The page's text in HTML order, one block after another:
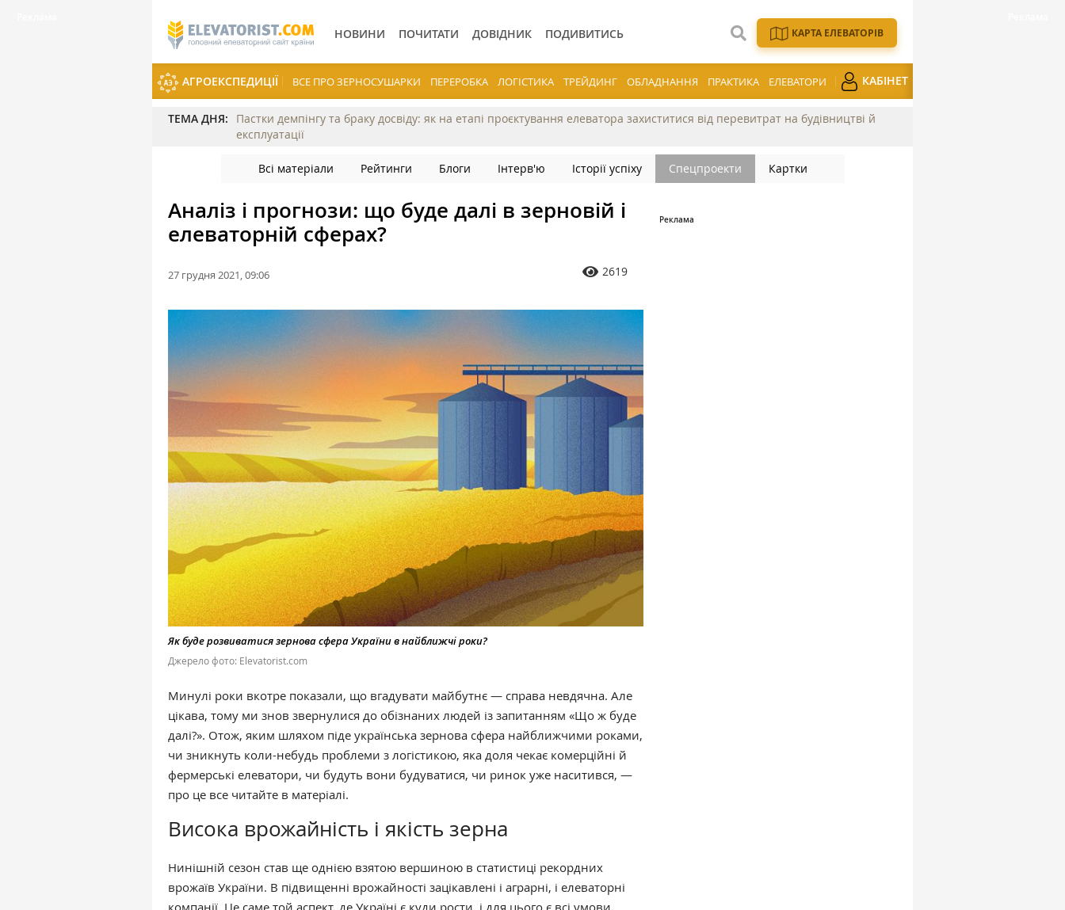
НОВИНИ ПОЧИТАТИ ДОВІДНИК ПОДИВИТИСЬ КАРТА ЕЛЕВАТОРІВ
АГРОЕКСПЕДИЦІЇ ВСЕ ПРО ЗЕРНОСУШАРКИ ПЕРЕРОБКА ЛОГІСТИКА ТРЕЙДИНГ ОБЛАДНАННЯ ПРАКТИКА ЕЛЕВАТОРИ КАБІНЕТ
ТЕМА ДНЯ:
Пастки демпінгу та браку досвіду: як на етапі проєктування елеватора захиститися від перевитрат на будівництві й
експлуатації
Всі матеріали Рейтинги Блоги Інтерв'ю Історії успіху Спецпроекти Картки
Аналіз і прогнози: що буде далі в зерновій і
елеваторній сферах?
27 грудня 2021, 09:06 2619
Як буде розвиватися зернова сфера України в найближчі роки?
Джерело фото: Elevatorist.com
Минулі роки вкотре показали, що вгадувати майбутнє — справа невдячна. Але
цікава, тому ми знов звернулися до обізнаних людей із запитанням «Що ж буде
далі?». Отож, яким шляхом піде українська зернова сфера найближчими роками,
чи зникнуть коли-небудь проблеми з логістикою, яка доля чекає комерційні й
фермерські елеватори, чи будуть вони будуватися, чи ринок уже наситився, —
про це все читайте в матеріалі.
Висока врожайність і якість зерна
Нинішній сезон став ще однією взятою вершиною в статистиці рекордних
врожаїв України. В підвищенні врожайності зацікавлені і аграрні, і елеваторні
компанії. Це саме той аспект, де Україні є куди рости, і для цього є всі умови,